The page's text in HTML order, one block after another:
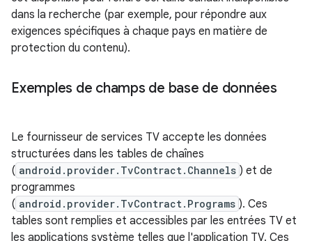
dans la recherche (par exemple, pour répondre aux
exigences spécifiques à chaque pays en matière de
protection du contenu).
Exemples de champs de base de données
Le fournisseur de services TV accepte les données
structurées dans les tables de chaînes
( android.provider.TvContract.Channels ) et de
programmes
( android.provider.TvContract.Programs ). Ces
tables sont remplies et accessibles par les entrées TV et
les applications système telles que l'application TV. Ces